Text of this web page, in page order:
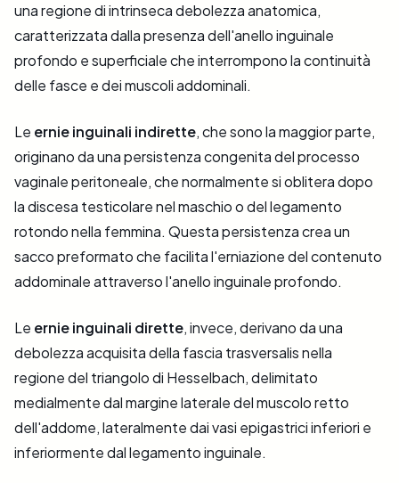
una regione di intrinseca debolezza anatomica,
caratterizzata dalla presenza dell'anello inguinale
profondo e superficiale che interrompono la continuità
delle fasce e dei muscoli addominali.
Le ernie inguinali indirette, che sono la maggior parte,
originano da una persistenza congenita del processo
vaginale peritoneale, che normalmente si oblitera dopo
la discesa testicolare nel maschio o del legamento
rotondo nella femmina. Questa persistenza crea un
sacco preformato che facilita l'erniazione del contenuto
addominale attraverso l'anello inguinale profondo.
Le ernie inguinali dirette, invece, derivano da una
debolezza acquisita della fascia trasversalis nella
regione del triangolo di Hesselbach, delimitato
medialmente dal margine laterale del muscolo retto
dell'addome, lateralmente dai vasi epigastrici inferiori e
inferiormente dal legamento inguinale.